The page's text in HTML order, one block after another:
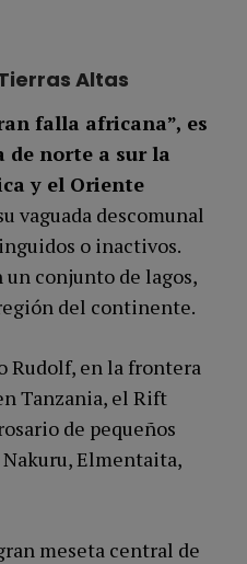
Altas
falla africana”, es
de norte a sur la
y el Oriente
vaguada descomunal
o inactivos.
un conjunto de lagos,
del continente.
Rudolf, en la frontera
Tanzania, el Rift
de pequeños
Elmentaita,
meseta central de